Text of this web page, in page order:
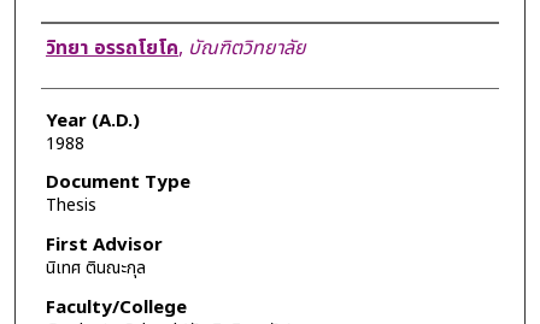
Author
วิทยา อรรถโยโค, บัณฑิตวิทยาลัย
Year (A.D.)
1988
Document Type
Thesis
First Advisor
นิเทศ ตินณะกุล
Faculty/College